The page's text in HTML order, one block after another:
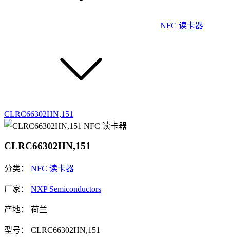
NFC 读卡器
CLRC66302HN,151
CLRC66302HN,151
分类： NFC 读卡器
厂家： NXP Semiconductors
产地： 荷兰
型号： CLRC66302HN,151